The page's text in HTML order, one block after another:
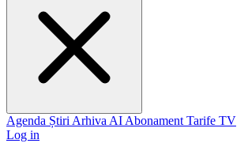
Agenda Știri Arhiva AI Abonament Tarife TV
Log in